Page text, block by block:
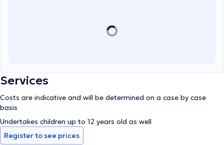
Services
Costs are indicative and will be determined on a case by case
basis
Undertakes children up to 12 years old as well
Register to see prices